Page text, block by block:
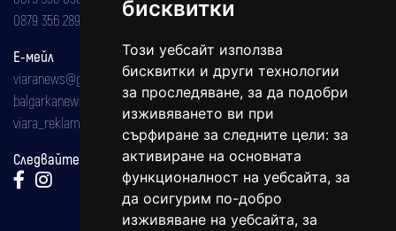
бисквитки
Този уебсайт използва
бисквитки и други технологии
за проследяване, за да подобри
изживяването ви при
сърфиране за следните цели: за
активиране на основната
функционалност на уебсайта, за
да осигурим по-добро
изживяване на уебсайта, за
0879 356 289
Е-мейл
viaranews@gmail.com
balgarkanews@gmail.com
viara_reklama@mail.bg
Следвайте ни: